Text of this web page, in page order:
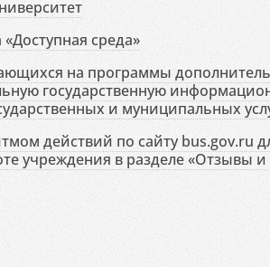
среда»
на программы
государственную
и муниципальных
действий по сайту bus.gov.ru
учреждения в разделе «Отзывы и